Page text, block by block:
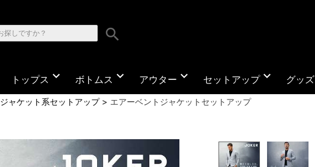
search
トップス expand_more ボトムス expand_more アウター expand_more セットアップexpand_more グッズ
ジャケット系セットアップ エアーベントジャケットセットアップ